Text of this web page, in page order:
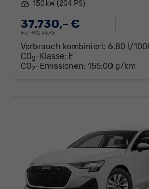
Leistung 150 kW (204 PS)
37.730,– €
incl. 19% MwSt.
Verbrauch kombiniert: 6,80 l/
CO2-Klasse: E
CO2-Emissionen: 155,00 g/km